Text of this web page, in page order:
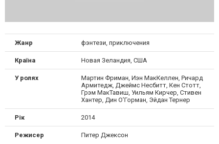
Жанр фэнтези, приключения
Країна Новая Зеландия, США
У ролях
Мартин Фриман, Иэн МакКеллен, Ричард
Армитедж, Джеймс Несбитт, Кен Стотт,
Грэм МакТавиш, Уильям Кирчер, Стивен
Хантер, Дин О’Горман, Эйдан Тернер
Рік 2014
Режисер Питер Джексон